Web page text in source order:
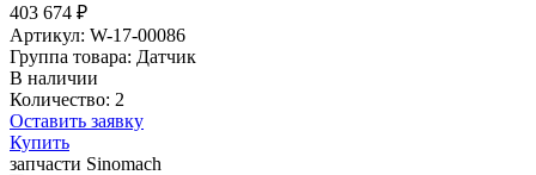
403 674 ₽
Артикул: W-17-00086
Группа товара: Датчик
В наличии
Количество: 2
Оставить заявку
Купить
запчасти Sinomach